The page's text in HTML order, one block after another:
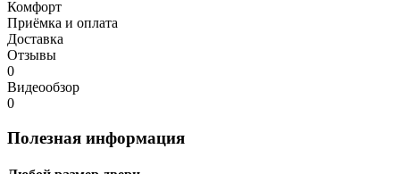
Комфорт
Приёмка и оплата
Доставка
Отзывы
0
Видеообзор
0
Полезная информация